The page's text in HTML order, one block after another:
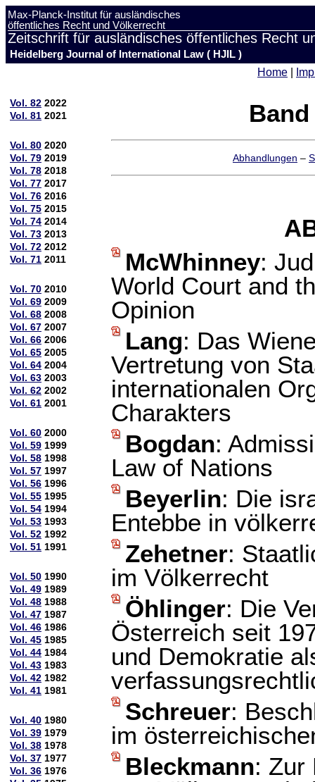
Max-Planck-Institut für ausländisches
öffentliches Recht und Völkerrecht
Zeitschrift für ausländisches öffentliches Recht
Heidelberg Journal of International Law ( HJIL )
Home
Vol. 82 2022
Vol. 81 2021
Vol. 80 2020
Vol. 79 2019
Vol. 78 2018
Vol. 77 2017
Vol. 76 2016
Vol. 75 2015
Vol. 74 2014
Vol. 73 2013
Vol. 72 2012
Vol. 71 2011
Vol. 70 2010
Vol. 69 2009
Vol. 68 2008
Vol. 67 2007
Vol. 66 2006
Vol. 65 2005
Vol. 64 2004
Vol. 63 2003
Vol. 62 2002
Vol. 61 2001
Vol. 60 2000
Vol. 59 1999
Vol. 58 1998
Vol. 57 1997
Vol. 56 1996
Vol. 55 1995
Vol. 54 1994
Vol. 53 1993
Vol. 52 1992
Vol. 51 1991
Vol. 50 1990
Vol. 49 1989
Vol. 48 1988
Vol. 47 1987
Vol. 46 1986
Vol. 45 1985
Vol. 44 1984
Vol. 43 1983
Vol. 42 1982
Vol. 41 1981
Vol. 40 1980
Vol. 39 1979
Vol. 38 1978
Vol. 37 1977
Vol. 36 1976
Band
Abhandlungen –
McWhinney:
World Court and
Opinion
Lang: Das
Vertretung von
internationalen
Charakters
Bogdan:
Law of Nations
Beyerlin: Die
Entebbe in
Zehetner:
im Völkerrecht
Öhlinger: Die
Österreich seit
und Demokratie
Schreuer:
im
Bleckmann: Zur